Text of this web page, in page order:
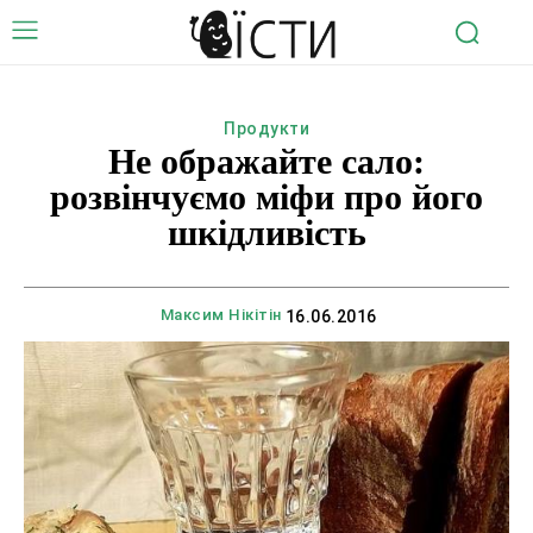
Продукти
Не ображайте сало:
розвінчуємо міфи про його
шкідливість
Максим Нікітін 16.06.2016